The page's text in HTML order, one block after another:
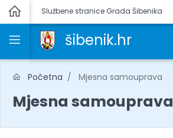
Službene stranice Grada Šibenika
šibenik.hr
Početna Mjesna samouprava
Mjesna samouprava